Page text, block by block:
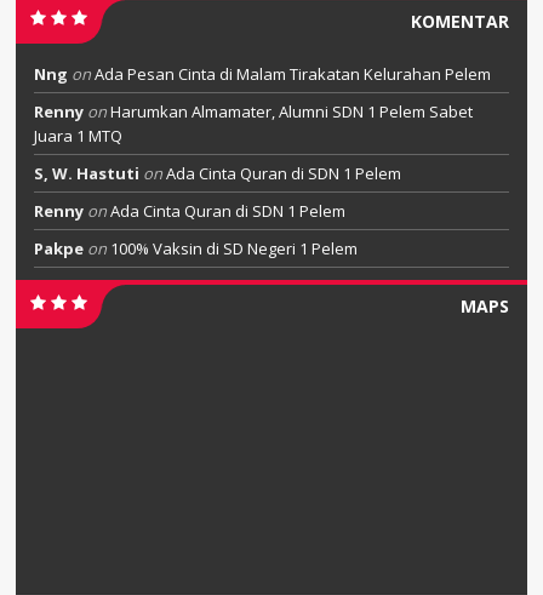
KOMENTAR
Nng onAda Pesan Cinta di Malam Tirakatan Kelurahan Pelem
Renny onHarumkan Almamater, Alumni SDN 1 Pelem Sabet
Juara 1 MTQ
S, W. Hastuti onAda Cinta Quran di SDN 1 Pelem
Renny onAda Cinta Quran di SDN 1 Pelem
Pakpe on 100% Vaksin di SD Negeri 1 Pelem
MAPS